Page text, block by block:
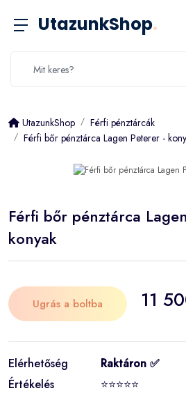
UtazunkShop.
UtazunkShop
Férfi pénztárcák
Férfi bőr pénztárca Lagen Peterer -
Férfi bőr pénztárca
konyak
Ugrás a boltba 11
Elérhetőség
Raktáron ✅
Értékelés
⭐⭐⭐⭐⭐